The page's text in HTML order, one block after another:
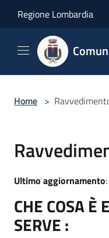
Regione Lombardia
Home >
Ultimo aggiornamento
CHE COSA È
SERVE :